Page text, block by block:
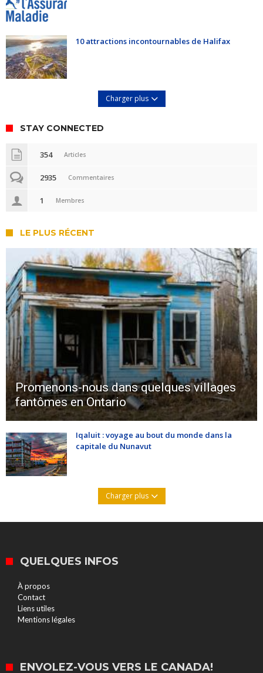
10 attractions incontournables de Halifax
Charger plus
STAY CONNECTED
354 Articles
2935 Commentaires
1 Membres
LE PLUS RÉCENT
Promenons-nous dans quelques villages
fantômes en Ontario
Iqaluit : voyage au bout du monde dans la
capitale du Nunavut
Charger plus
QUELQUES INFOS
À propos
Contact
Liens utiles
Mentions légales
ENVOLEZ-VOUS VERS LE CANADA!